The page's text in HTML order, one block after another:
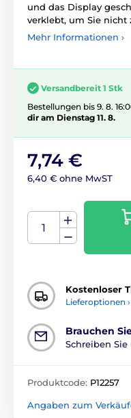
und das Display
verklebt, um Sie nicht
Mehr Informationen ›
Versandbereit 1 Stk
Bestellungen bis 9. 8.
dir am Dienstag 11. 8.
7,74 €
6,40 € ohne MwST
Kostenloser
Lieferoptionen ›
Brauchen
Schreiben Sie
Produktcode: P12257
Angaben zum